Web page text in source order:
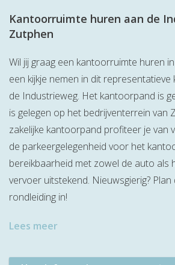
Kantoorruimte huren aan de
Zutphen
Wil jij graag een kantoorruimte huren
een kijkje nemen in dit
de Industrieweg. Het kantoorpand is
is gelegen op het bedrijventerrein van
zakelijke kantoorpand profiteer je van
de parkeergelegenheid voor het
bereikbaarheid met zowel de auto als
vervoer uitstekend. Nieuwsgierig? Plan
rondleiding in!
Lees meer